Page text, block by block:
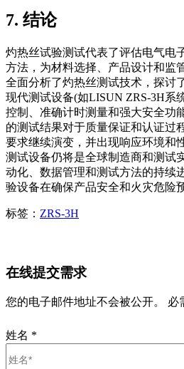
7. 结论
灼热丝试验测试代表了评估电气电
方法，为材料选择、产品设计和监
全面分析了灼热丝测试技术，探讨
现代测试设备(如LISUN ZRS-3H系
控制、准确计时测量和强大安全功
的测试结果对于质量保证和认证过
要求继续演变，并出现响应环境和
测试设备仍将是全球制造商和测试
动化、数据管理和测试方法的持续
验设备在确保产品安全和火灾危险
标签： ZRS-3H
在线提交需求
您的电子邮件地址不会被公开。 必
姓名 *